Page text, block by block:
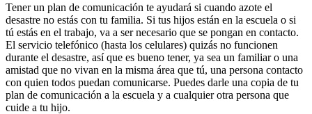
Tener un plan de comunicación te ayudará si cuando azote el
desastre no estás con tu familia. Si tus hijos están en la escuela o si
tú estás en el trabajo, va a ser necesario que se pongan en contacto.
El servicio telefónico (hasta los celulares) quizás no funcionen
durante el desastre, así que es bueno tener, ya sea un familiar o una
amistad que no vivan en la misma área que tú, una persona contacto
con quien todos puedan comunicarse. Puedes darle una copia de tu
plan de comunicación a la escuela y a cualquier otra persona que
cuide a tu hijo.